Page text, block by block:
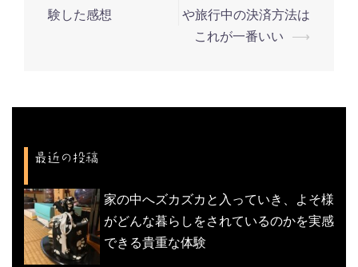
稿
シ
ョ
ン
験した感想
や旅行中の決済方法は
これが一番いい ⟶
最近の投稿
家の中へズカズカと入っていき、よそ様
がどんな暮らしをされているのかを実感
できる貴重な体験